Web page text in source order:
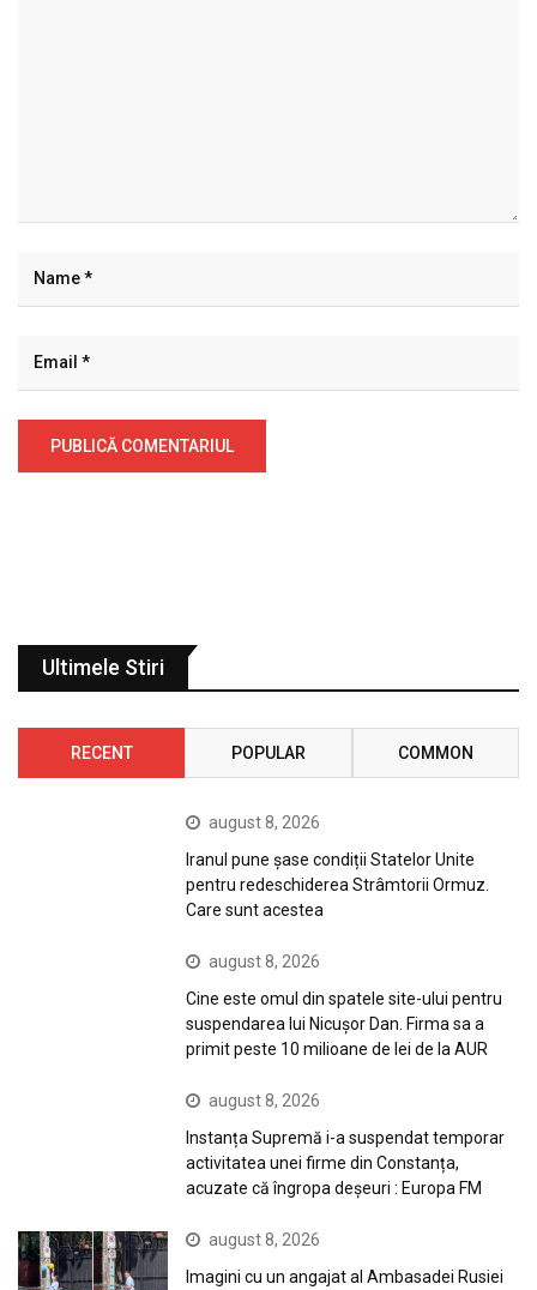
Ultimele Stiri
RECENT POPULAR COMMON
august 8, 2026
Iranul pune șase condiții Statelor Unite
pentru redeschiderea Strâmtorii Ormuz.
Care sunt acestea
august 8, 2026
Cine este omul din spatele site-ului pentru
suspendarea lui Nicuşor Dan. Firma sa a
primit peste 10 milioane de lei de la AUR
august 8, 2026
Instanța Supremă i-a suspendat temporar
activitatea unei firme din Constanța,
acuzate că îngropa deșeuri : Europa FM
august 8, 2026
Imagini cu un angajat al Ambasadei Rusiei